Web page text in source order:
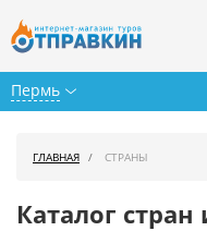
Пермь
ГЛАВНАЯ СТРАНЫ
Каталог стран